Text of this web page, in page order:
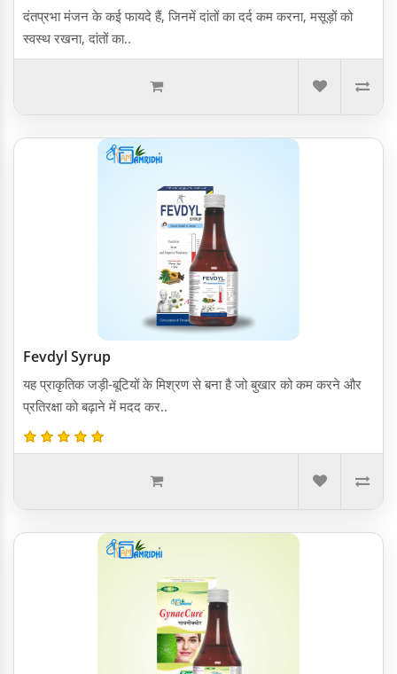
दंतप्रभा मंजन के कई फायदे हैं, जिनमें दांतों का दर्द कम करना, मसूड़ों को
स्वस्थ रखना, दांतों का..
Fevdyl Syrup
यह प्राकृतिक जड़ी-बूटियों के मिश्रण से बना है जो बुखार को कम करने और
प्रतिरक्षा को बढ़ाने में मदद कर..